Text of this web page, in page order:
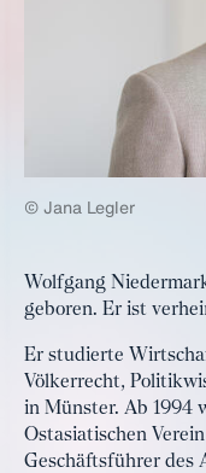
© Jana Legler
Wolfgang
geboren. Er ist
Er studierte
Völkerrecht,
in Münster. Ab 1994
Ostasiatischen
Geschäftsführer des